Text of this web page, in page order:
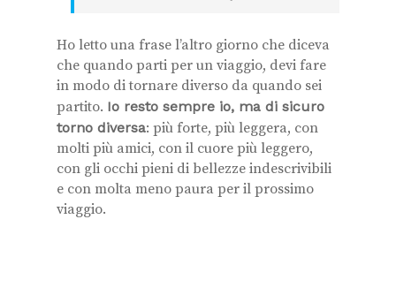
Ho letto una frase l’altro giorno che diceva
che quando parti per un viaggio, devi fare
in modo di tornare diverso da quando sei
partito. Io resto sempre io, ma di sicuro
torno diversa: più forte, più leggera, con
molti più amici, con il cuore più leggero,
con gli occhi pieni di bellezze indescrivibili
e con molta meno paura per il prossimo
viaggio.